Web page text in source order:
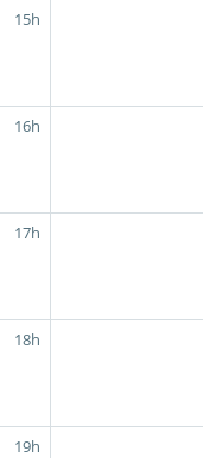
15h
16h
17h
18h
19h